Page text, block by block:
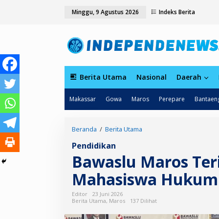
k
e
k
n
Minggu, 9 Agustus 2026 Indeks Berita
Berita Utama Nasional Daerah
Makassar Gowa Maros Perepare
Beranda / Berita Utama
a
s
u
a
o
Pendidikan
Bawaslu Maros
Mahasiswa
Editor
23 Juni 2026
Berita Utama, Maros 137 Dilihat